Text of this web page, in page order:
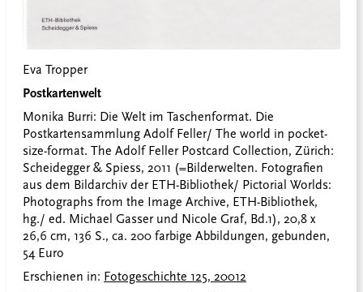
Eva Tropper
Postkartenwelt
Monika Burri: Die Welt im Taschenformat. Die
Postkartensammlung Adolf Feller/ The world in pocket-
size-format. The Adolf Feller Postcard Collection, Zürich:
Scheidegger & Spiess, 2011 (=Bilderwelten. Fotografien
aus dem Bildarchiv der ETH-Bibliothek/ Pictorial Worlds:
Photographs from the Image Archive, ETH-Bibliothek,
hg./ ed. Michael Gasser und Nicole Graf, Bd.1), 20,8 x
26,6 cm, 136 S., ca. 200 farbige Abbildungen, gebunden,
54 Euro
Erschienen in: Fotogeschichte 125, 20012